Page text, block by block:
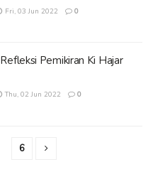
Fri, 03 Jun 2022 0
Pemikiran Ki Hajar
Thu, 02 Jun 2022 0
6